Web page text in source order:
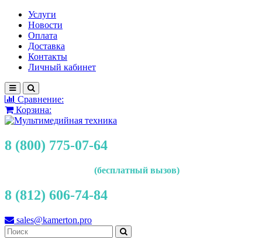
Услуги
Новости
Оплата
Доставка
Контакты
Личный кабинет
Сравнение:
Корзина:
8 (800) 775-07-64
(бесплатный вызов)
8 (812) 606-74-84
sales@kamerton.pro